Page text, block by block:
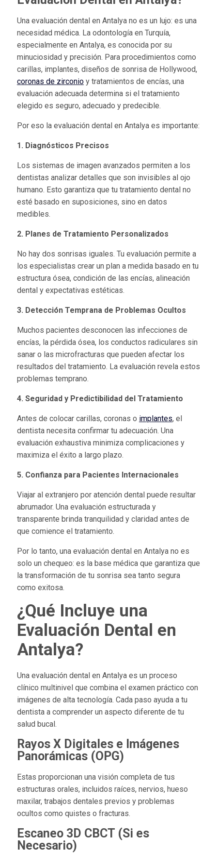
Una evaluación dental en Antalya no es un lujo: es una
necesidad médica. La odontología en Turquía,
especialmente en Antalya, es conocida por su
minuciosidad y precisión. Para procedimientos como
carillas, implantes, diseños de sonrisa de Hollywood,
coronas de zirconioy tratamientos de encías, una
evaluación adecuada determina si el tratamiento
elegido es seguro, adecuado y predecible.
Por eso la evaluación dental en Antalya es importante:
1. Diagnósticos Precisos
Los sistemas de imagen avanzados permiten a los
dentistas analizar detalles que son invisibles al ojo
humano. Esto garantiza que tu tratamiento dental no
esté basado en suposiciones, sino en datos
medibles.
2. Planes de Tratamiento Personalizados
No hay dos sonrisas iguales. Tu evaluación permite a
los especialistas crear un plan a medida basado en tu
estructura ósea, condición de las encías, alineación
dental y expectativas estéticas.
3. Detección Temprana de Problemas Ocultos
Muchos pacientes desconocen las infecciones de
encías, la pérdida ósea, los conductos radiculares sin
sanar o las microfracturas que pueden afectar los
resultados del tratamiento. La evaluación revela estos
problemas temprano.
4. Seguridad y Predictibilidad del Tratamiento
Antes de colocar carillas, coronas o implantes, el
dentista necesita confirmar tu adecuación. Una
evaluación exhaustiva minimiza complicaciones y
maximiza el éxito a largo plazo.
5. Confianza para Pacientes Internacionales
Viajar al extranjero por atención dental puede resultar
abrumador. Una evaluación estructurada y
transparente brinda tranquilidad y claridad antes de
que comience el tratamiento.
Por lo tanto, una evaluación dental en Antalya no es
solo un chequeo: es la base médica que garantiza que
la transformación de tu sonrisa sea tanto segura
como exitosa.
¿Qué Incluye una
Evaluación Dental en
Antalya?
Una evaluación dental en Antalya es un proceso
clínico multinivel que combina el examen práctico con
imágenes de alta tecnología. Cada paso ayuda a tu
dentista a comprender un aspecto diferente de tu
salud bucal.
Rayos X Digitales e Imágenes
Panorámicas (OPG)
Estas proporcionan una visión completa de tus
estructuras orales, incluidos raíces, nervios, hueso
maxilar, trabajos dentales previos y problemas
ocultos como quistes o fracturas.
Escaneo 3D CBCT (Si es
Necesario)